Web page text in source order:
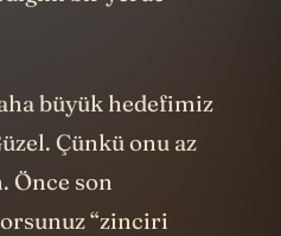
büyük hedefimiz
Çünkü onu az
Önce son
“zinciri